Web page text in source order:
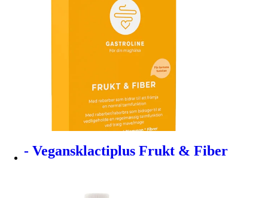
- Vegansklactiplus Frukt & Fiber